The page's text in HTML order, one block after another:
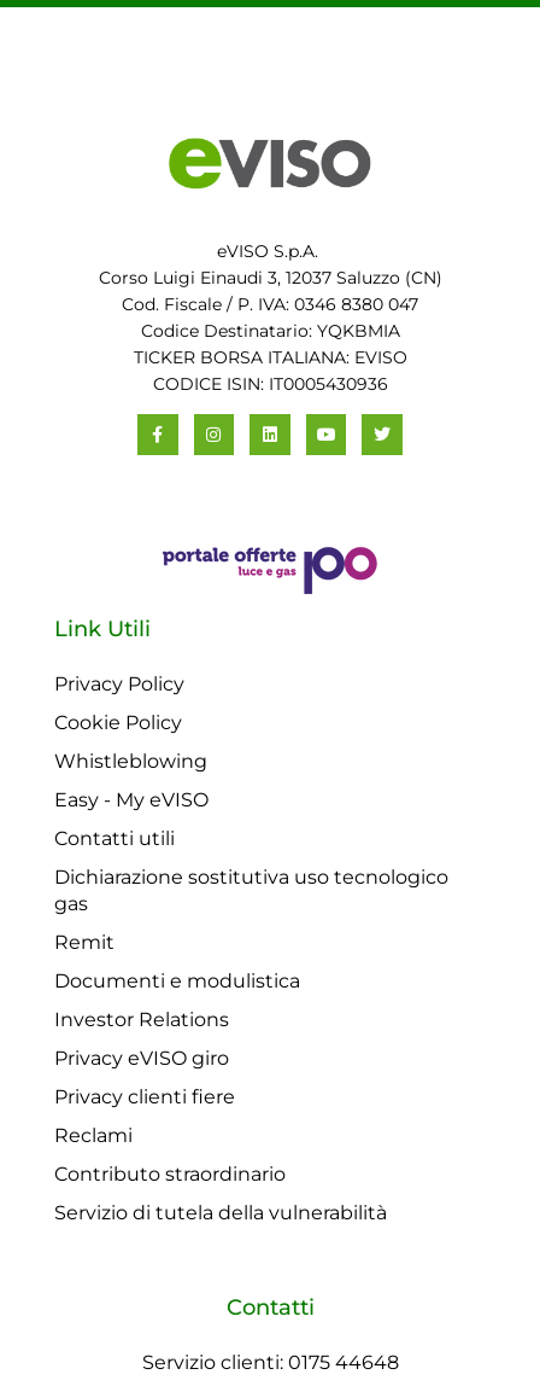
eVISO S.p.A.
Corso Luigi Einaudi 3, 12037 Saluzzo (CN)
Cod. Fiscale / P. IVA: 0346 8380 047
Codice Destinatario: YQKBMIA
TICKER BORSA ITALIANA: EVISO
CODICE ISIN: IT0005430936
Link Utili
Privacy Policy
Cookie Policy
Whistleblowing
Easy - My eVISO
Contatti utili
Dichiarazione sostitutiva uso tecnologico
gas
Remit
Documenti e modulistica
Investor Relations
Privacy eVISO giro
Privacy clienti fiere
Reclami
Contributo straordinario
Servizio di tutela della vulnerabilità
Contatti
Servizio clienti: 0175 44648